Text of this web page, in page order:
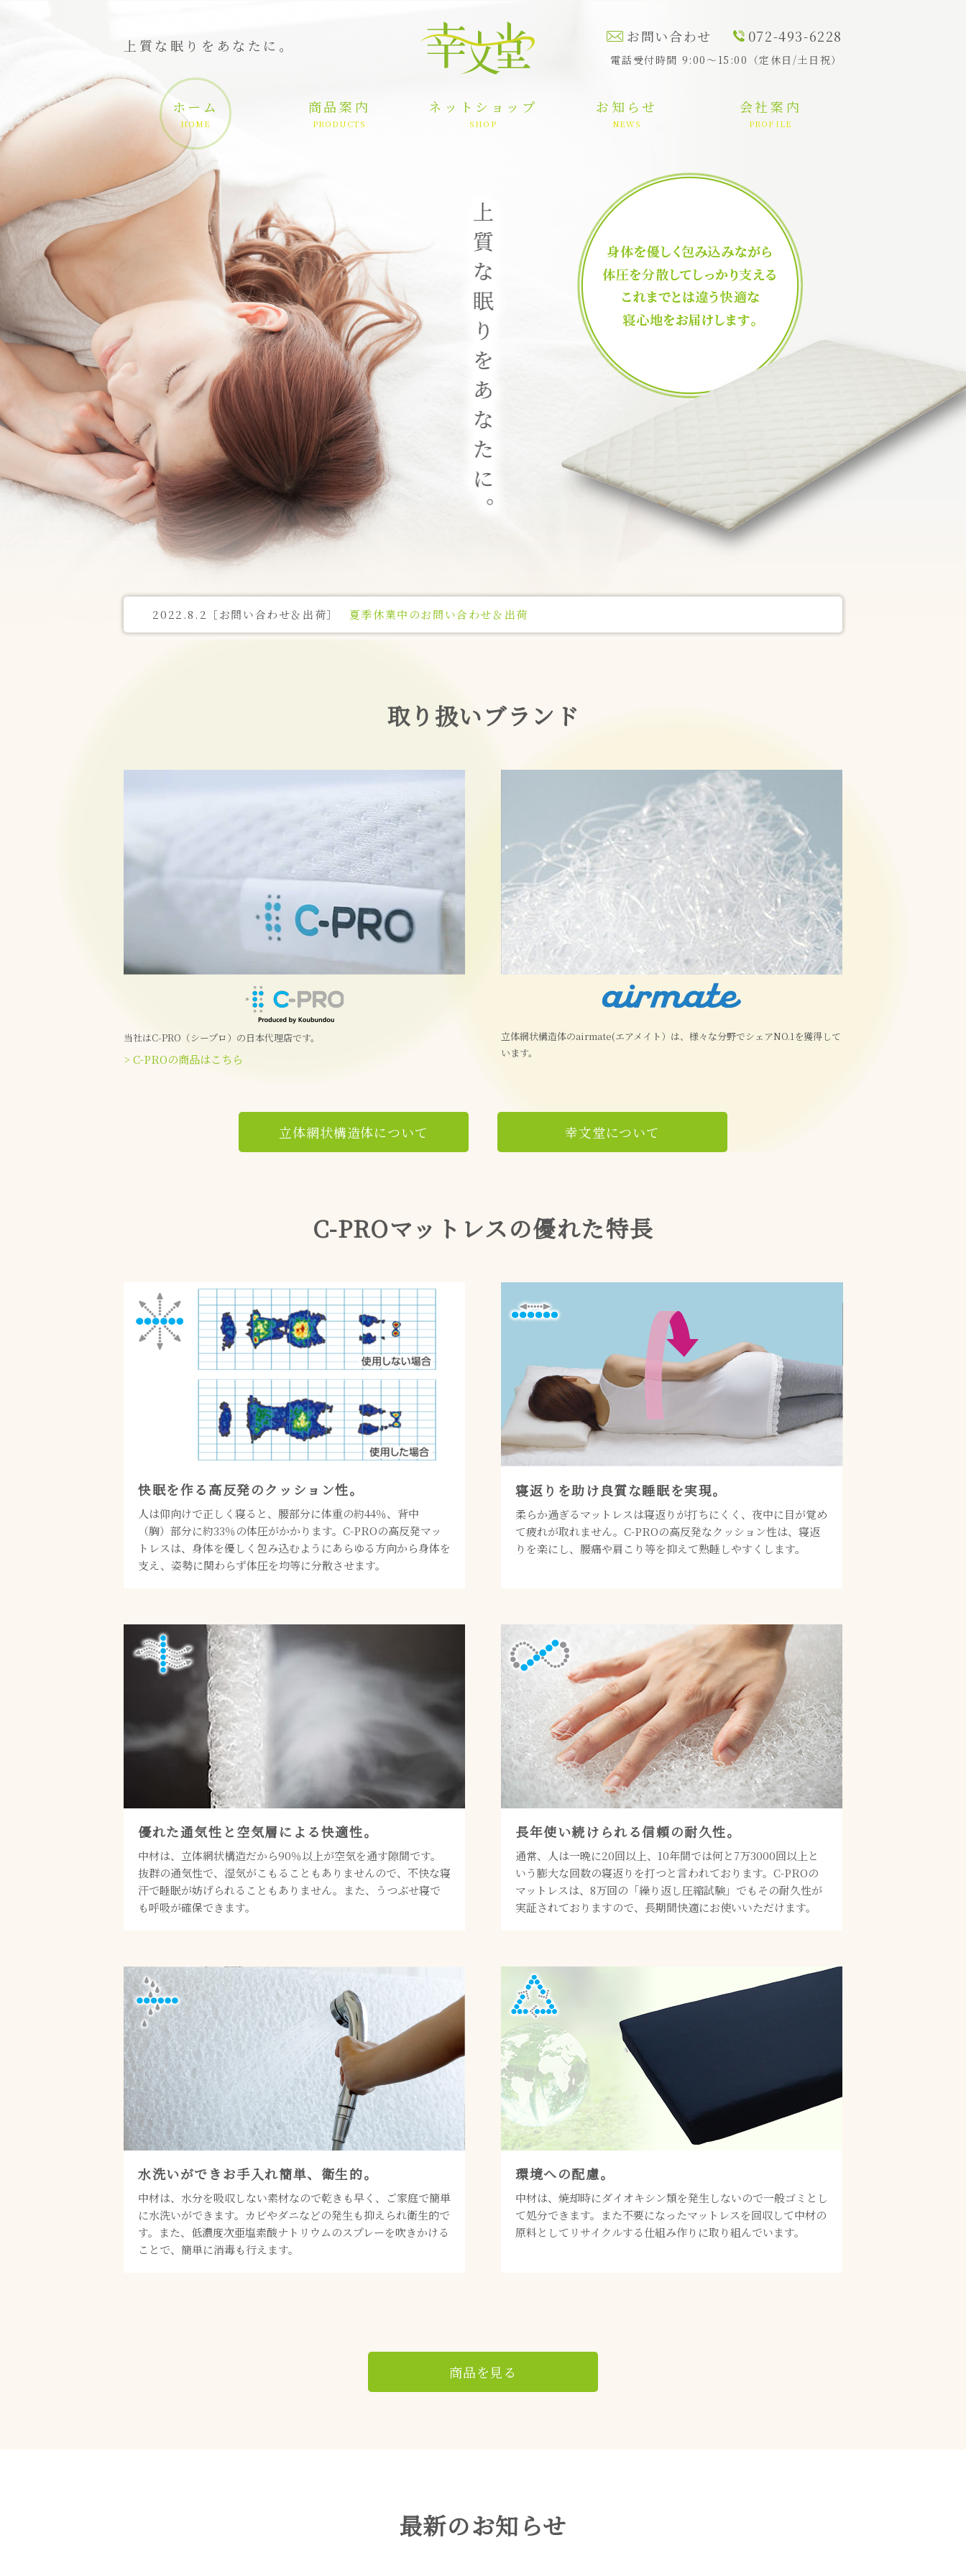
上質な眠りをあなたに。
ホーム
HOME
商品案内
PRODUCTS
ネットショップ
SHOP
お知らせ
NEWS
会社案内
PROFILE
お問い合わせ 072-493-6228
電話受付時間 9:00～15:00（定休日/土日祝）
2022.4.26［お問い合わせ＆出荷］ 【G.W】お問い合わせ＆出荷について
2022.8.2［お問い合わせ＆出荷］ 夏季休業中のお問い合わせ＆出荷
取り扱いブランド
当社はC-PRO（シープロ）の日本代理店です。
> C-PROの商品はこちら
立体網状構造体のairmate(エアメイト）は、様々な分野でシェアNO.1を獲得して
います。
立体網状構造体について 幸文堂について
C-PROマットレスの優れた特長
快眠を作る高反発のクッション性。
人は仰向けで正しく寝ると、腰部分に体重の約44％、背中
（胸）部分に約33％の体圧がかかります。C-PROの高反発マッ
トレスは、身体を優しく包み込むようにあらゆる方向から身体を
支え、姿勢に関わらず体圧を均等に分散させます。
寝返りを助け良質な睡眠を実現。
柔らか過ぎるマットレスは寝返りが打ちにくく、夜中に目が覚め
て疲れが取れません。C-PROの高反発なクッション性は、寝返
りを楽にし、腰痛や肩こり等を抑えて熟睡しやすくします。
優れた通気性と空気層による快適性。
中材は、立体網状構造だから90％以上が空気を通す隙間です。
抜群の通気性で、湿気がこもることもありませんので、不快な寝
汗で睡眠が妨げられることもありません。また、うつぶせ寝で
も呼吸が確保できます。
長年使い続けられる信頼の耐久性。
通常、人は一晩に20回以上、10年間では何と7万3000回以上と
いう膨大な回数の寝返りを打つと言われております。C-PROの
マットレスは、8万回の「繰り返し圧縮試験」でもその耐久性が
実証されておりますので、長期間快適にお使いいただけます。
水洗いができお手入れ簡単、衛生的。
中材は、水分を吸収しない素材なので乾きも早く、ご家庭で簡単
に水洗いができます。カビやダニなどの発生も抑えられ衛生的で
す。また、低濃度次亜塩素酸ナトリウムのスプレーを吹きかける
ことで、簡単に消毒も行えます。
環境への配慮。
中材は、焼却時にダイオキシン類を発生しないので一般ゴミとし
て処分できます。また不要になったマットレスを回収して中材の
原料としてリサイクルする仕組み作りに取り組んでいます。
商品を見る
最新のお知らせ